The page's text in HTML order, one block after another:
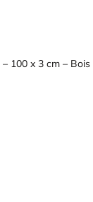
100 x 3 cm –